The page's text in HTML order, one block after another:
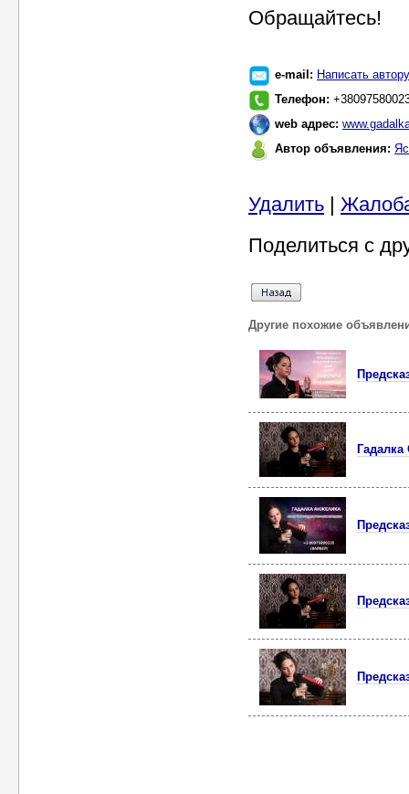
Обращайтесь!
e-mail: Написать автору
Телефон:
web адрес:
Автор объявления:
Удалить |
Поделиться с
Другие похожие